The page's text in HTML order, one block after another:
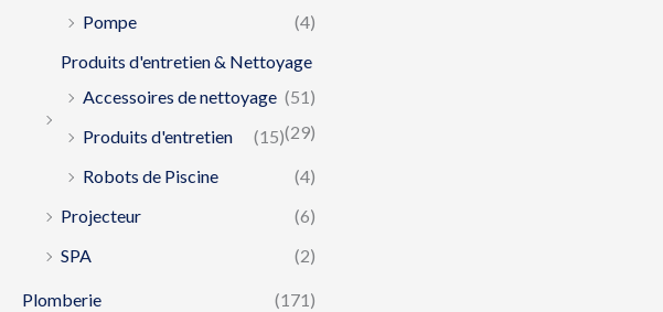
Pompe
(4)
Produits d'entretien & Nettoyage
(51)
Accessoires de nettoyage
(29)
Produits d'entretien
(15)
Robots de Piscine
(4)
Projecteur
(6)
SPA
(2)
Plomberie
(171)